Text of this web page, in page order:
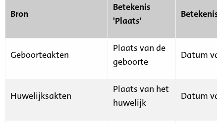
Bron
Betekenis
'Plaats'
Geboorteakten
Plaats van de
geboorte
Datum
Huwelijksakten
Plaats van het
huwelijk
Datum